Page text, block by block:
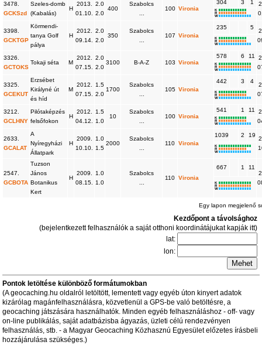
3478.
GCKSzd
Szeles-domb
(Kabalás)
H
2013.
01.10.
2.0
2.0
400
Szabolcs
...
100 Vironia
304 3 1
K
R
W
3398.
GCKTGP
Körmendi-
tanya Golf
pálya
H
2012.
09.14.
2.0
2.0
350
Szabolcs
...
107 Vironia
235 5
K
R
W
3326.
GCTOKS
Tokaji séta M
2012.
07.15.
2.0
2.0
3100 B-A-Z 103 Vironia
578 6 11
K
R
W
3325.
GCEKUT
Erzsébet
Királyné út
és híd
M
2012.
07.15.
1.5
2.0
1700
Szabolcs
...
105 Vironia
442 3 4
K
R
W
3212.
GCLHNY
Pilótaképzés
felsőfokon
H
2012.
04.12.
1.5
1.0
10
Szabolcs
...
100 Vironia
541 1 11
K
R
W
2633.
GCALAT
A
Nyíregyházi
Állatpark
H
2009.
10.10.
1.0
1.5
2000
Szabolcs
...
110 Vironia
1039 2 19
K
R
W
2547.
GCBOTA
Tuzson
János
Botanikus
Kert
H
2009.
08.15.
1.0
1.0
Szabolcs
...
110 Vironia
667 1
11
K
R
W
Egy lapon megjelenő
Kezdőpont a távolsághoz
(bejelentkezett felhasználók a saját otthoni koordinátájukat kapják itt)
lat:
lon:
Pontok letöltése különböző formátumokban
(A geocaching.hu oldalról letöltött, lementett vagy egyéb úton kinyert adatok
kizárólag magánfelhasználásra, közvetlenül a GPS-be való betöltésre, a
geocaching játszására használhatók. Minden egyéb felhasználáshoz - off- vagy
on-line publikálás, saját adatbázisba ágyazás, üzleti célú rendezvényen
felhasználás, stb. - a Magyar Geocaching Közhasznú Egyesület előzetes írásbeli
hozzájárulása szükséges.)